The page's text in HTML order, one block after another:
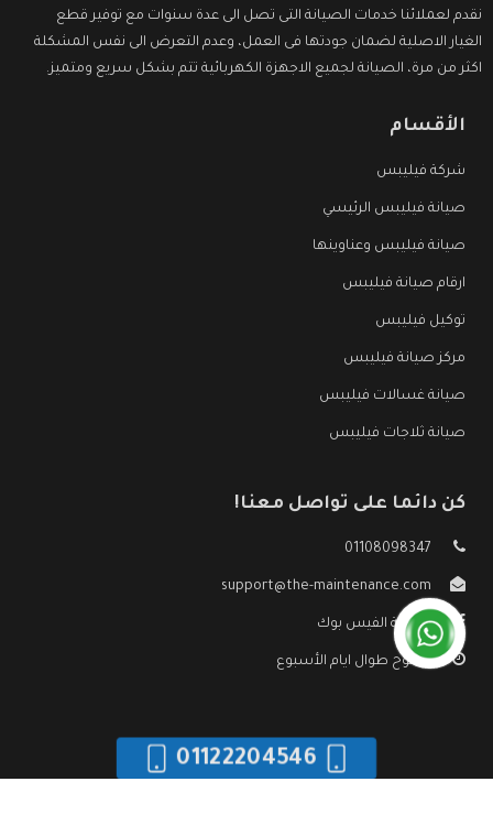
نقدم لعملائنا خدمات الصيانة التى تصل الى عدة سنوات مع توفير قطع
الغيار الاصلية لضمان جودتها فى العمل، وعدم التعرض الى نفس المشكلة
اكثر من مرة، الصيانة لجميع الاجهزة الكهربائية تتم بشكل سريع ومتميز.
الأقسام
شركة فيليبس
صيانة فيليبس الرئيسي
صيانة فيليبس وعناوينها
ارقام صيانة فيليبس
توكيل فيليبس
مركز صيانة فيليبس
صيانة غسالات فيليبس
صيانة ثلاجات فيليبس
كن دائما على تواصل معنا!
01108098347
support@the-maintenance.com
صفحة الفيس بوك
مفتوح طوال ايام الأسبوع
01122204546